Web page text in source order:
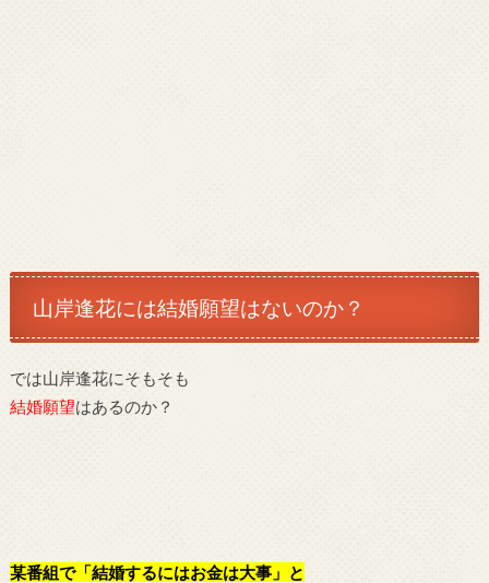
山岸逢花には結婚願望はないのか？
では山岸逢花にそもそも
結婚願望はあるのか？
某番組で「結婚するにはお金は大事」と